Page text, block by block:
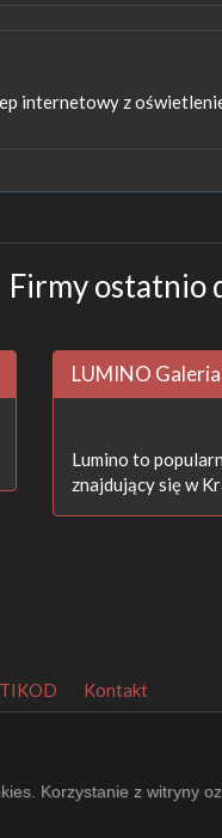
internetowy z
Firmy ostatnio
LUMINO
Lumino to
znajdujący się w
Kontakt
Korzystanie z witryny